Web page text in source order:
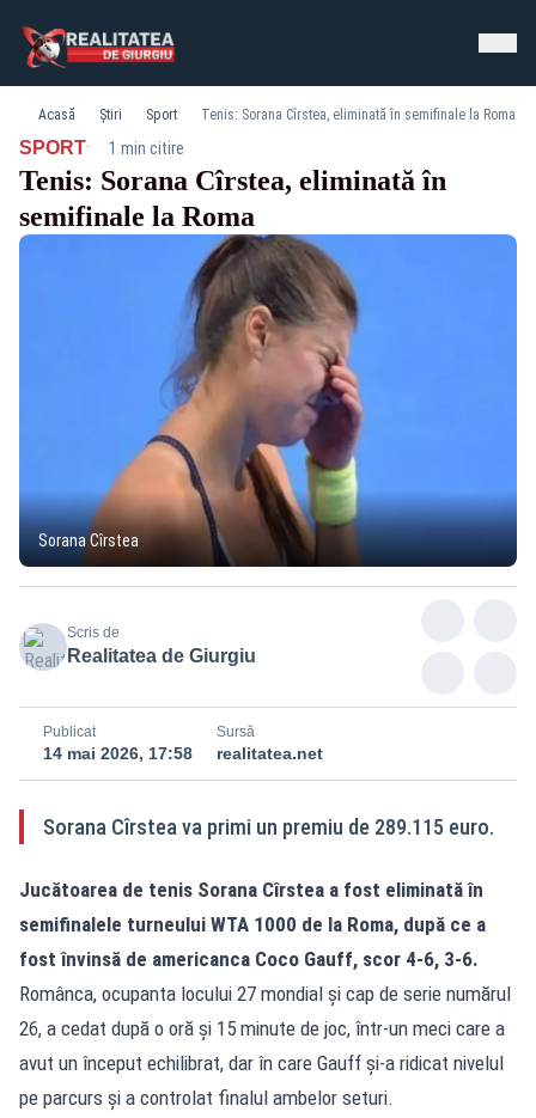
Acasă Știri Sport Tenis: Sorana Cîrstea, eliminată în semifinale la Roma
SPORT· 1 min citire
Tenis: Sorana Cîrstea, eliminată în
semifinale la Roma
Sorana Cîrstea
Scris de
Realitatea de Giurgiu
Publicat
14 mai 2026, 17:58
Sursă
realitatea.net
Sorana Cîrstea va primi un premiu de 289.115 euro.
Jucătoarea de tenis Sorana Cîrstea a fost eliminată în
semifinalele turneului WTA 1000 de la Roma, după ce a
fost învinsă de americanca Coco Gauff, scor 4-6, 3-6.
Românca, ocupanta locului 27 mondial și cap de serie numărul
26, a cedat după o oră și 15 minute de joc, într-un meci care a
avut un început echilibrat, dar în care Gauff și-a ridicat nivelul
pe parcurs și a controlat finalul ambelor seturi.